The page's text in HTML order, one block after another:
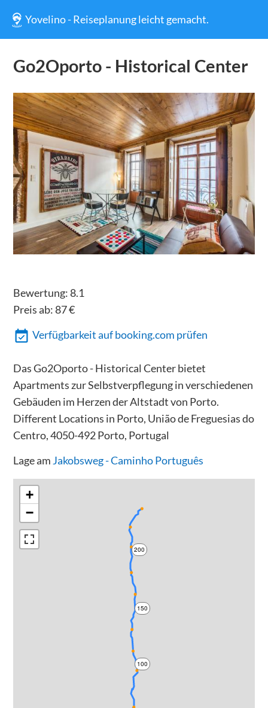
Yovelino - Reiseplanung leicht gemacht.
Go2Oporto - Historical Center
Bewertung: 8.1
Preis ab: 87€
Verfügbarkeit auf booking.com prüfen
Das Go2Oporto - Historical Center bietet
Apartments zur Selbstverpflegung in verschiedenen
Gebäuden im Herzen der Altstadt von Porto.
Different Locations in Porto, União de Freguesias do
Centro, 4050-492 Porto, Portugal
Lage am Jakobsweg - Caminho Português
100
150
200
+
−